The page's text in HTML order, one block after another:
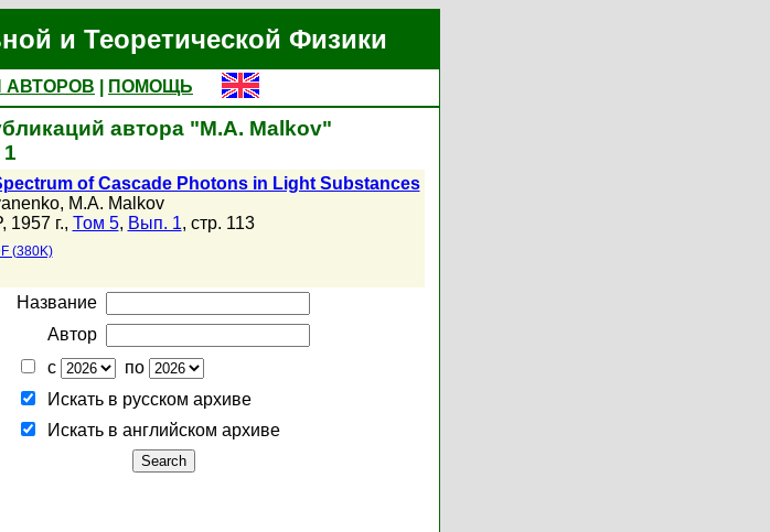
и Теоретической Физики
АВТОРОВ
ПОМОЩЬ
автора "M.A. Malkov"
of Cascade Photons in Light Substances
, M.A. Malkov
1957 г., Том 5, Вып. 1, стр. 113
(380K)
Название
Автор
с
по
Искать в русском архиве
Искать в английском архиве